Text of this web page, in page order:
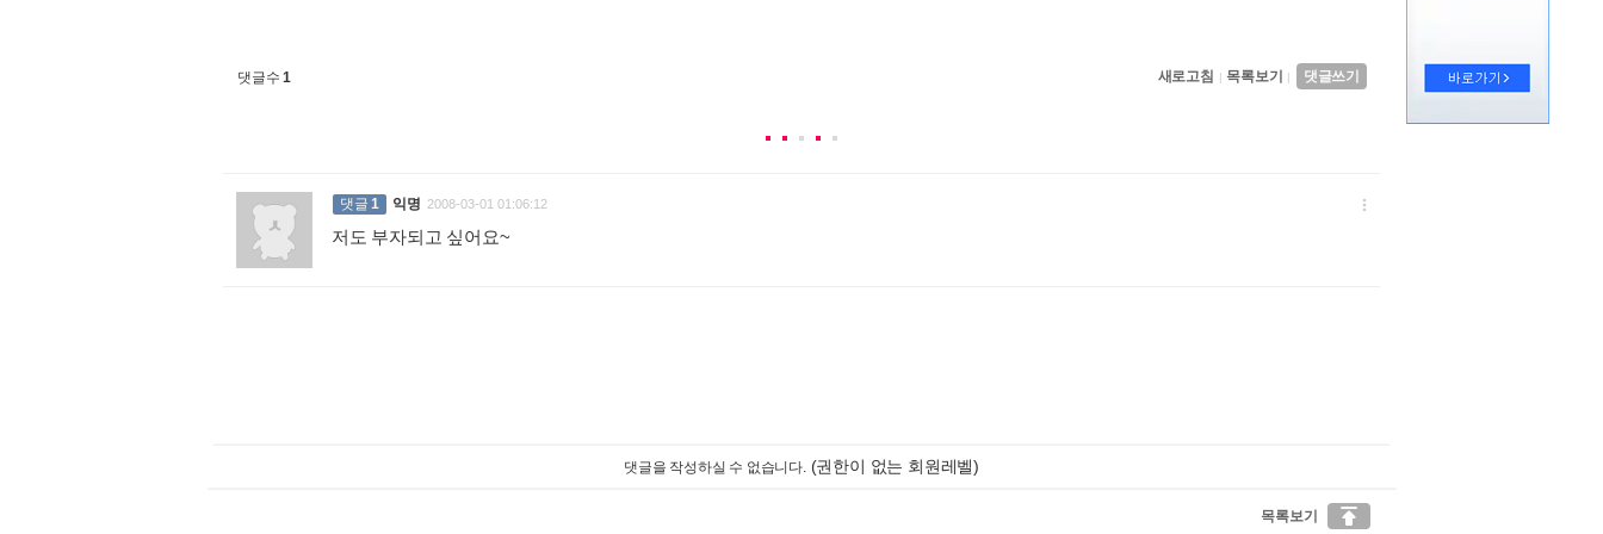
댓글수1 새로고침 | 목록보기 | 댓글쓰기
댓글1 익명 2008-03-01 01:06:12
저도 부자되고 싶어요~

댓글을 작성하실 수 없습니다. (권한이 없는 회원레벨)
목록보기 